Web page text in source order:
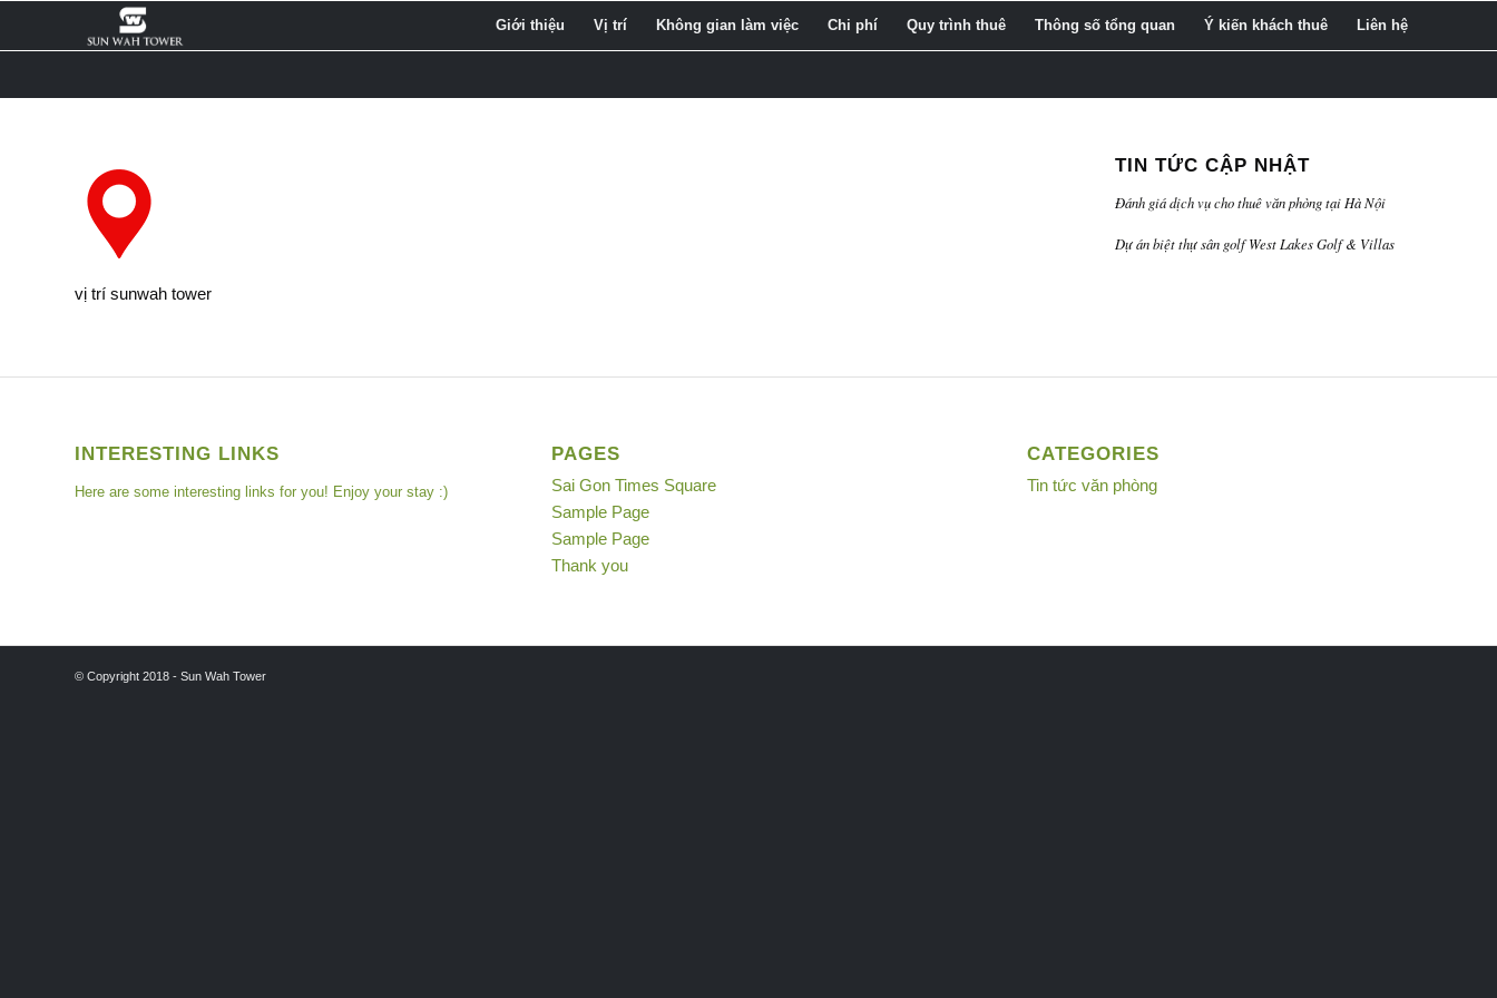
Giới thiệu Vị trí Không gian làm việc Chi phí Quy trình thuê Thông số tổng quan Ý kiến khách thuê Liên hệ
vị trí sunwah tower
TIN TỨC CẬP NHẬT
Đánh giá dịch vụ cho thuê văn phòng tại Hà Nội
Dự án biệt thự sân golf West Lakes Golf & Villas
INTERESTING LINKS
Here are some interesting links for you! Enjoy your stay :)
PAGES
Sai Gon Times Square
Sample Page
Sample Page
Thank you
CATEGORIES
Tin tức văn phòng
© Copyright 2018 - Sun Wah Tower